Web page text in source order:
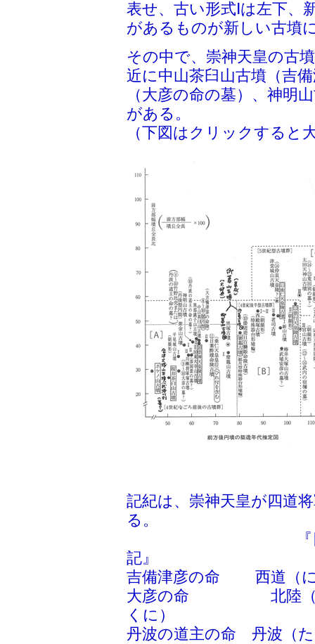
表せ、古い形式Ⅰは左下、
があるものが新しい古墳
その中で、崇神天皇の古
近に中山茶臼山古墳（吉
（大彦の命の墓）、神明
がある。
（下図はクリックすると
記紀は、崇神天皇が四道
る。
『日本
記』
吉備津彦の命 西道（
大彦の命 北陸（く
くに）
丹波の道主の命 丹波（